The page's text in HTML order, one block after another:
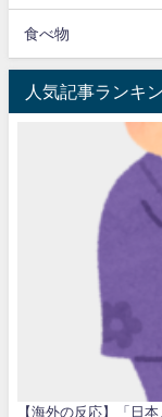
食べ物
人気記事ランキ
【海外の反応】「日